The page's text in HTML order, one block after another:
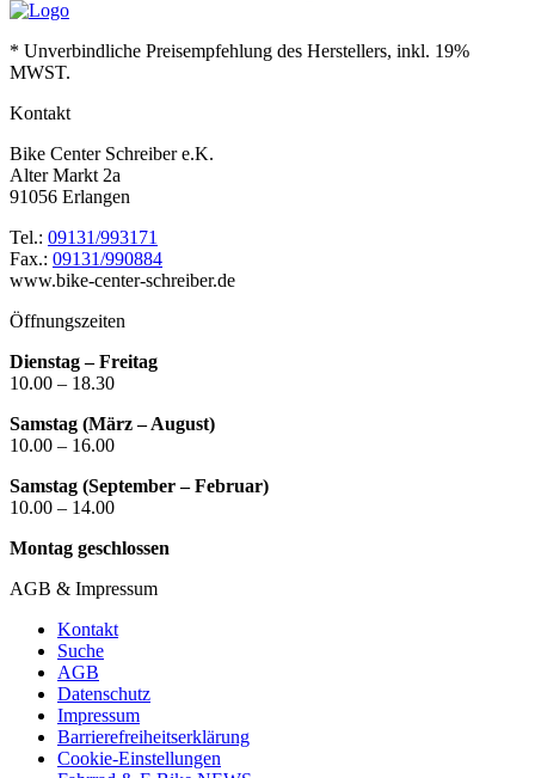
* Unverbindliche Preisempfehlung des Herstellers, inkl. 19%
MWST.
Kontakt
Bike Center Schreiber e.K.
Alter Markt 2a
91056 Erlangen
Tel.: 09131/993171
Fax.: 09131/990884
www.bike-center-schreiber.de
Öffnungszeiten
Dienstag – Freitag
10.00 – 18.30
Samstag (März – August)
10.00 – 16.00
Samstag (September – Februar)
10.00 – 14.00
Montag geschlossen
AGB & Impressum
Kontakt
Suche
AGB
Datenschutz
Impressum
Barrierefreiheitserklärung
Cookie-Einstellungen